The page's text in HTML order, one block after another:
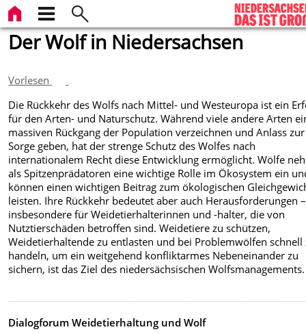
Der Wolf in Niedersachsen
Vorlesen
Die Rückkehr des Wolfs nach Mittel- und Westeuropa ist ein
für den Arten- und Naturschutz. Während viele andere Arten
massiven Rückgang der Population verzeichnen und Anlass zur
Sorge geben, hat der strenge Schutz des Wolfes nach
internationalem Recht diese Entwicklung ermöglicht. Wölfe
als Spitzenprädatoren eine wichtige Rolle im Ökosystem ein
können einen wichtigen Beitrag zum ökologischen
leisten. Ihre Rückkehr bedeutet aber auch Herausforderungen –
insbesondere für Weidetierhalterinnen und -halter, die von
Nutztierschäden betroffen sind. Weidetiere zu schützen,
Weidetierhaltende zu entlasten und bei Problemwölfen schnell
handeln, um ein weitgehend konfliktarmes Nebeneinander zu
sichern, ist das Ziel des niedersächsischen Wolfsmanagements.
Dialogforum Weidetierhaltung und Wolf